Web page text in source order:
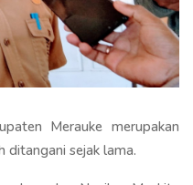
Merauke merupakan
ditangani sejak lama.